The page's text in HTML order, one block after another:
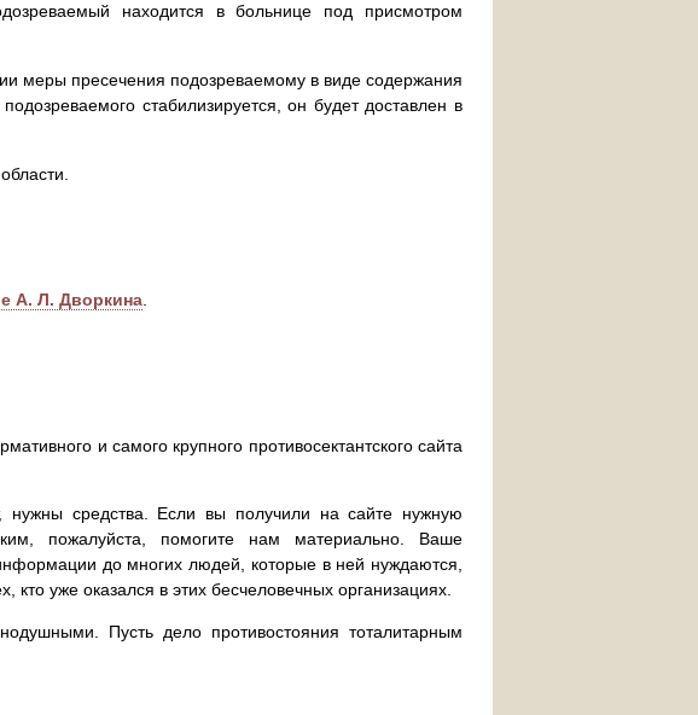
находится в больнице под присмотром
меры пресечения подозреваемому в виде содержания
стабилизируется, он будет доставлен в
А. Л. Дворкина
и самого крупного противосектантского сайта
нужны средства. Если вы получили на сайте нужную
пожалуйста, помогите нам материально. Ваше
до многих людей, которые в ней нуждаются,
уже оказался в этих бесчеловечных организациях.
Пусть дело противостояния тоталитарным